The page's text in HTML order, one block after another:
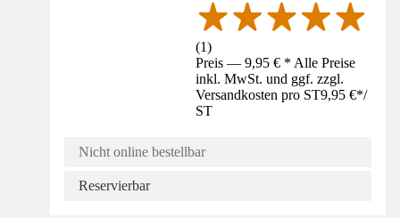
(1)
Preis — 9,95 € * Alle Preise
inkl. MwSt. und ggf. zzgl.
Versandkosten pro ST9,95 €*/
ST
Nicht online bestellbar
Reservierbar